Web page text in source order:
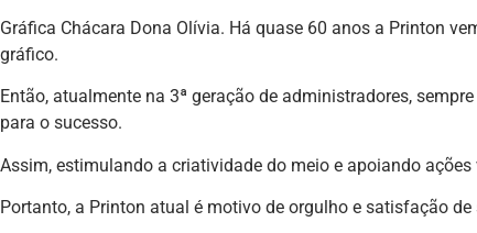
Gráfica Chácara Dona Olívia. Há quase 60 anos a Printon
gráfico.
Então, atualmente na 3ª geração de administradores,
para o sucesso.
Assim, estimulando a criatividade do meio e apoiando
Portanto, a Printon atual é motivo de orgulho e satisfação